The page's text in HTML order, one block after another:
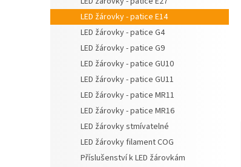
n
e
LED žárovky - patice E14
LED žárovky - patice G4
LED žárovky - patice G9
LED žárovky - patice GU10
LED žárovky - patice GU11
LED žárovky - patice MR11
LED žárovky - patice MR16
LED žárovky stmívatelné
LED žárovky filament COG
Příslušenství k LED žárovkám